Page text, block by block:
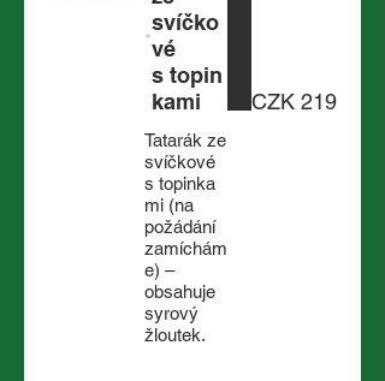
svíčko
vé
s topin
kami
Tatarák ze
svíčkové
s topinka
mi (na
požádání
zamíchám
e) –
obsahuje
syrový
žloutek.
CZK 219